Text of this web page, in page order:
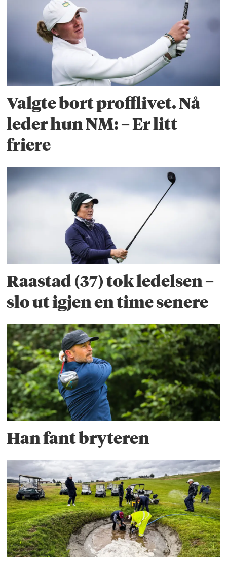
Valgte bort profflivet. Nå
leder hun NM: – Er litt
friere
Raastad (37) tok ledelsen –
slo ut igjen en time senere
Han fant bryteren